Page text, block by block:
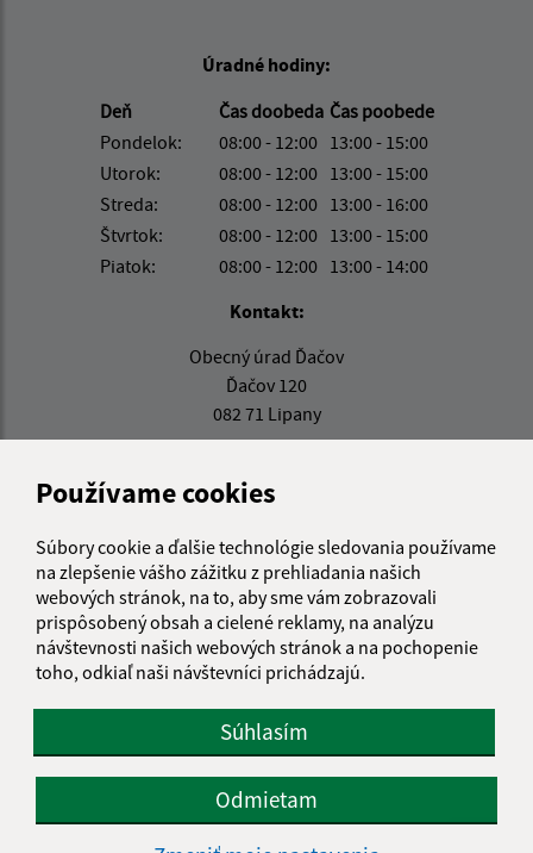
Používame cookies
Súbory cookie a ďalšie technológie sledovania používame
na zlepšenie vášho zážitku z prehliadania našich
webových stránok, na to, aby sme vám zobrazovali
prispôsobený obsah a cielené reklamy, na analýzu
návštevnosti našich webových stránok a na pochopenie
toho, odkiaľ naši návštevníci prichádzajú.
Súhlasím
Odmietam
Úradné hodiny:
Deň
Čas doobeda Čas poobede
Pondelok:
08:00 - 12:00 13:00 - 15:00
Utorok:
08:00 - 12:00 13:00 - 15:00
Streda:
08:00 - 12:00 13:00 - 16:00
Štvrtok:
08:00 - 12:00 13:00 - 15:00
Piatok:
08:00 - 12:00 13:00 - 14:00
Kontakt:
Obecný úrad Ďačov
Ďačov 120
082 71 Lipany
+421 51 457 23 46
IČO: 00326933